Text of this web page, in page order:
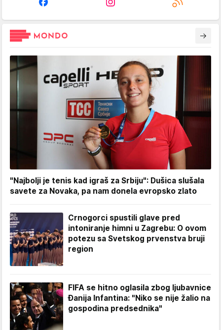
"Najbolji je tenis kad igraš za Srbiju": Dušica slušala
savete za Novaka, pa nam donela evropsko zlato
Crnogorci spustili glave pred
intoniranje himni u Zagrebu: O ovom
potezu sa Svetskog prvenstva bruji
region
FIFA se hitno oglasila zbog ljubavnice
Đanija Infantina: "Niko se nije žalio na
gospodina predsednika"